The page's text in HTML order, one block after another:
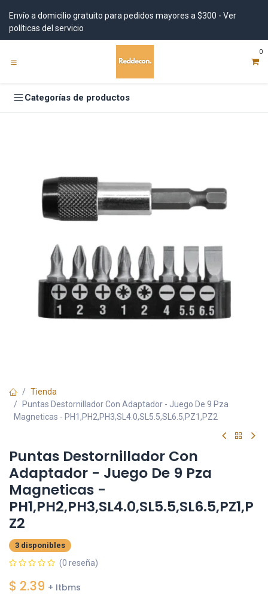
Envío a domicilio gratuito para pedidos mayores a $300 - Ver
políticas del servicio
0
Categorías de productos
Tienda
Puntas Destornillador Con Adaptador - Juego De 9 Pza
Magneticas - PH1,PH2,PH3,SL4.0,SL5.5,SL6.5,PZ1,PZ2
Puntas Destornillador Con
Adaptador - Juego De 9 Pza
Magneticas -
PH1,PH2,PH3,SL4.0,SL5.5,SL6.5,PZ1,P
Z2
3 disponibles
(0 reseña)
$ 2.39 + Itbms